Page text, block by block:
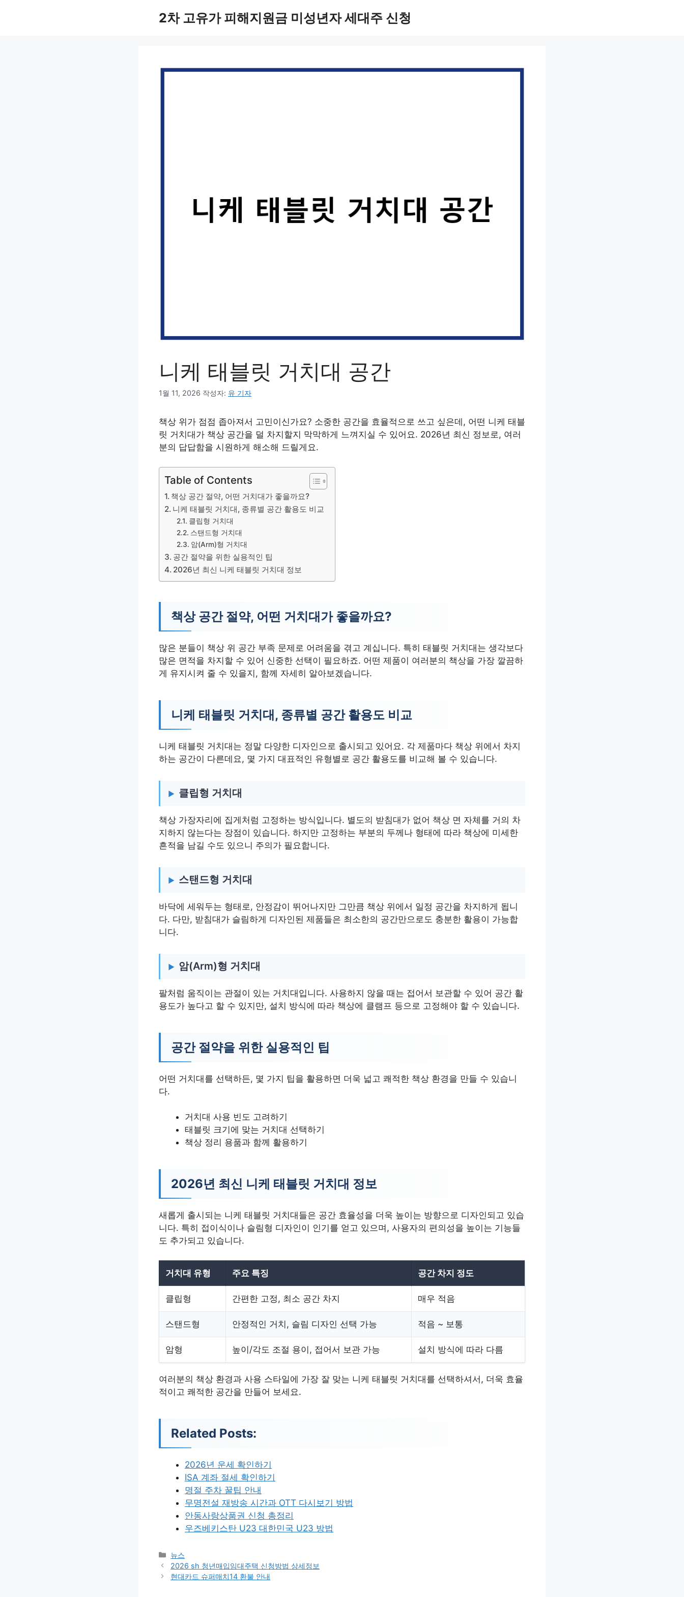
2차 고유가 피해지원금 미성년자 세대주 신청
니케 태블릿 거치대 공간
1월 11, 2026 작성자: 유 기자
책상 위가 점점 좁아져서 고민이신가요? 소중한 공간을 효율적으로 쓰고 싶은데, 어떤 니케 태블
릿 거치대가 책상 공간을 덜 차지할지 막막하게 느껴지실 수 있어요. 2026년 최신 정보로, 여러
분의 답답함을 시원하게 해소해 드릴게요.
Table of Contents
책상 공간 절약, 어떤 거치대가 좋을까요?
니케 태블릿 거치대, 종류별 공간 활용도 비교
클립형 거치대
스탠드형 거치대
암(Arm)형 거치대
공간 절약을 위한 실용적인 팁
2026년 최신 니케 태블릿 거치대 정보
책상 공간 절약, 어떤 거치대가 좋을까요?
많은 분들이 책상 위 공간 부족 문제로 어려움을 겪고 계십니다. 특히 태블릿 거치대는 생각보다
많은 면적을 차지할 수 있어 신중한 선택이 필요하죠. 어떤 제품이 여러분의 책상을 가장 깔끔하
게 유지시켜 줄 수 있을지, 함께 자세히 알아보겠습니다.
니케 태블릿 거치대, 종류별 공간 활용도 비교
니케 태블릿 거치대는 정말 다양한 디자인으로 출시되고 있어요. 각 제품마다 책상 위에서 차지
하는 공간이 다른데요, 몇 가지 대표적인 유형별로 공간 활용도를 비교해 볼 수 있습니다.
클립형 거치대
책상 가장자리에 집게처럼 고정하는 방식입니다. 별도의 받침대가 없어 책상 면 자체를 거의 차
지하지 않는다는 장점이 있습니다. 하지만 고정하는 부분의 두께나 형태에 따라 책상에 미세한
흔적을 남길 수도 있으니 주의가 필요합니다.
스탠드형 거치대
바닥에 세워두는 형태로, 안정감이 뛰어나지만 그만큼 책상 위에서 일정 공간을 차지하게 됩니
다. 다만, 받침대가 슬림하게 디자인된 제품들은 최소한의 공간만으로도 충분한 활용이 가능합
니다.
암(Arm)형 거치대
팔처럼 움직이는 관절이 있는 거치대입니다. 사용하지 않을 때는 접어서 보관할 수 있어 공간 활
용도가 높다고 할 수 있지만, 설치 방식에 따라 책상에 클램프 등으로 고정해야 할 수 있습니다.
공간 절약을 위한 실용적인 팁
어떤 거치대를 선택하든, 몇 가지 팁을 활용하면 더욱 넓고 쾌적한 책상 환경을 만들 수 있습니
다.
거치대 사용 빈도 고려하기
태블릿 크기에 맞는 거치대 선택하기
책상 정리 용품과 함께 활용하기
2026년 최신 니케 태블릿 거치대 정보
새롭게 출시되는 니케 태블릿 거치대들은 공간 효율성을 더욱 높이는 방향으로 디자인되고 있습
니다. 특히 접이식이나 슬림형 디자인이 인기를 얻고 있으며, 사용자의 편의성을 높이는 기능들
도 추가되고 있습니다.
거치대 유형 주요 특징 공간 차지 정도
클립형 간편한 고정, 최소 공간 차지 매우 적음
스탠드형 안정적인 거치, 슬림 디자인 선택 가능 적음 ~ 보통
암형 높이/각도 조절 용이, 접어서 보관 가능 설치 방식에 따라 다름
여러분의 책상 환경과 사용 스타일에 가장 잘 맞는 니케 태블릿 거치대를 선택하셔서, 더욱 효율
적이고 쾌적한 공간을 만들어 보세요.
Related Posts:
2026년 운세 확인하기
ISA 계좌 절세 확인하기
명절 주차 꿀팁 안내
무명전설 재방송 시간과 OTT 다시보기 방법
안동사랑상품권 신청 총정리
우즈베키스탄 U23 대한민국 U23 방법
카
테
고
뉴스
2026 sh 청년매입임대주택 신청방법 상세정보
현대카드 슈퍼매치14 환불 안내